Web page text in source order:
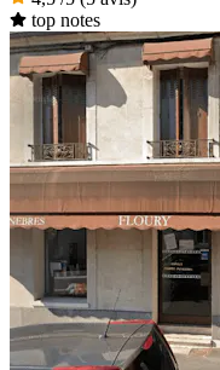
top notes